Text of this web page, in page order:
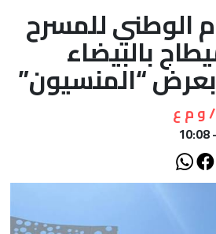
الصحراء
الوطني للمسرح
بالبيضاء
بعرض “المنسيون”
و م ع